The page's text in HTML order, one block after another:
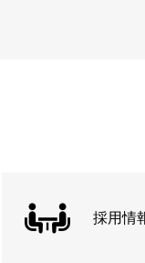
採用情